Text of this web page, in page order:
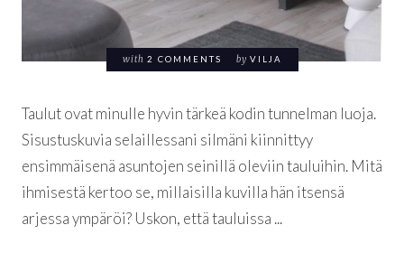
with 2 COMMENTS by VILJA
Taulut ovat minulle hyvin tärkeä kodin tunnelman luoja.
Sisustuskuvia selaillessani silmäni kiinnittyy
ensimmäisenä asuntojen seinillä oleviin tauluihin. Mitä
ihmisestä kertoo se, millaisilla kuvilla hän itsensä
arjessa ympäröi? Uskon, että tauluissa ...